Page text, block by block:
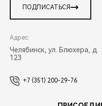
ПОДПИСАТЬСЯ
Адрес:
Челябинск, ул. Блюхера, д.
123
+7 (351) 200-29-76